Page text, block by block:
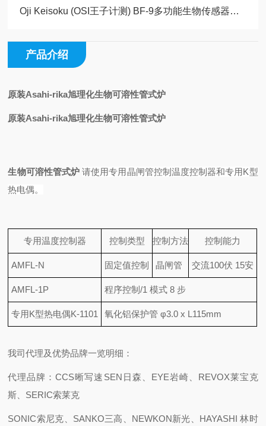
Oji Keisoku (OSI王子计测) BF-9多功能生物传感器：专业仪器应用与介绍
产品介绍
原装Asahi-rika旭理化生物可溶性管式炉
原装Asahi-rika旭理化生物可溶性管式炉
生物可溶性管式炉请使用专用晶闸管控制温度控制器和专用K型
热电偶。
专用温度控制器 控制类型 控制方法 控制能力
AMFL-N 固定值控制 晶闸管 交流100伏 15安
AMFL-1P 程序控制/1 模式 8 步
专用K型热电偶K-1101 氧化铝保护管 φ3.0 x L115mm
我司代理及优势品牌一览明细：
代理品牌：CCS晰写速 SEN日森、EYE岩崎、REVOX莱宝克
斯、SERIC索莱克
SONIC索尼克、SANKO三高、NEWKON新光、HAYASHI 林时